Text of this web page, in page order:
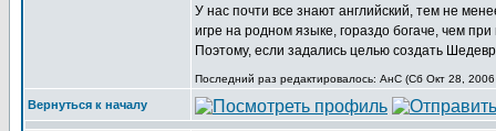
У нас почти все знают английский, тем не
игре на родном языке, гораздо богаче, чем
Поэтому, если задались целью создать
Последний раз редактировалось: АнС (Сб Окт 28,
Вернуться к началу